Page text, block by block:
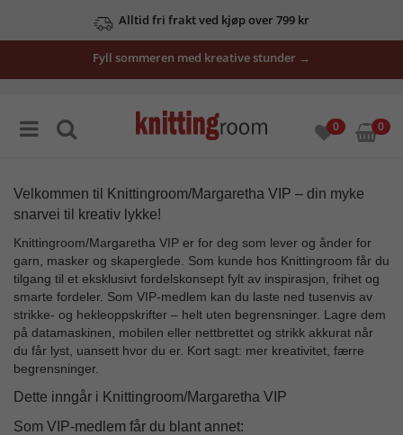
Alltid fri frakt ved kjøp over 799 kr
Fyll sommeren med kreative stunder →
0 0
Velkommen til Knittingroom/Margaretha VIP – din myke
snarvei til kreativ lykke!
Knittingroom/Margaretha VIP er for deg som lever og ånder for
garn, masker og skaperglede. Som kunde hos Knittingroom får du
tilgang til et eksklusivt fordelskonsept fylt av inspirasjon, frihet og
smarte fordeler. Som VIP-medlem kan du laste ned tusenvis av
strikke- og hekleoppskrifter – helt uten begrensninger. Lagre dem
på datamaskinen, mobilen eller nettbrettet og strikk akkurat når
du får lyst, uansett hvor du er. Kort sagt: mer kreativitet, færre
begrensninger.
Dette inngår i Knittingroom/Margaretha VIP
Som VIP-medlem får du blant annet: